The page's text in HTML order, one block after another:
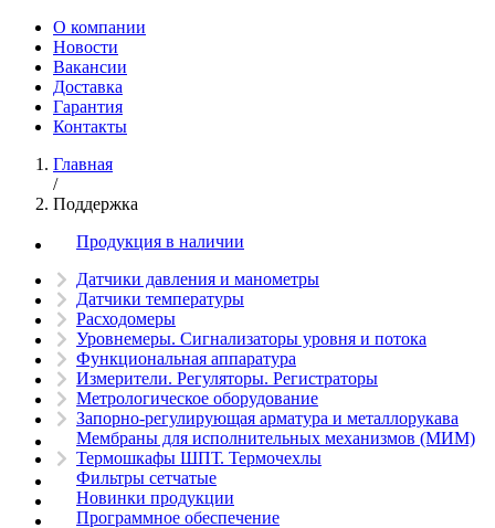
О компании
Новости
Вакансии
Доставка
Гарантия
Контакты
Главная
/
Поддержка
Продукция в наличии
Датчики давления и манометры
Датчики температуры
Расходомеры
Уровнемеры. Сигнализаторы уровня и потока
Функциональная аппаратура
Измерители. Регуляторы. Регистраторы
Метрологическое оборудование
Запорно-регулирующая арматура и металлорукава
Мембраны для исполнительных механизмов (МИМ)
Термошкафы ШПТ. Термочехлы
Фильтры сетчатые
Новинки продукции
Программное обеспечение